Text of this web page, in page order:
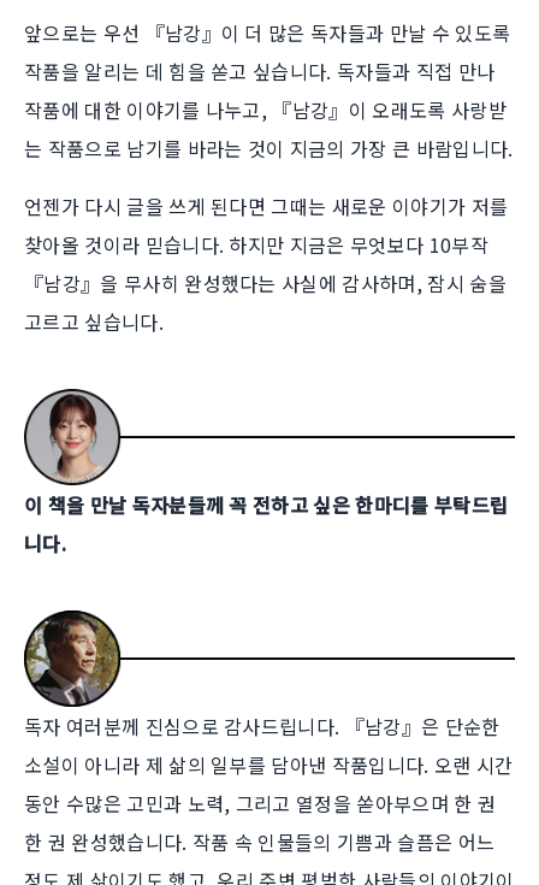
앞으로는 우선 『남강』이 더 많은 독자들과 만날 수 있도록
작품을 알리는 데 힘을 쏟고 싶습니다. 독자들과 직접 만나
작품에 대한 이야기를 나누고, 『남강』이 오래도록 사랑받
는 작품으로 남기를 바라는 것이 지금의 가장 큰 바람입니다.
언젠가 다시 글을 쓰게 된다면 그때는 새로운 이야기가 저를
찾아올 것이라 믿습니다. 하지만 지금은 무엇보다 10부작
『남강』을 무사히 완성했다는 사실에 감사하며, 잠시 숨을
고르고 싶습니다.
이 책을 만날 독자분들께 꼭 전하고 싶은 한마디를 부탁드립
니다.
독자 여러분께 진심으로 감사드립니다. 『남강』은 단순한
소설이 아니라 제 삶의 일부를 담아낸 작품입니다. 오랜 시간
동안 수많은 고민과 노력, 그리고 열정을 쏟아부으며 한 권
한 권 완성했습니다. 작품 속 인물들의 기쁨과 슬픔은 어느